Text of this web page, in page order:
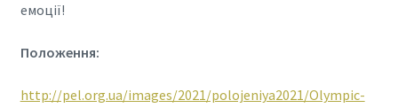
емоції!
Положення:
http://pel.org.ua/images/2021/polojeniya2021/Olympic-